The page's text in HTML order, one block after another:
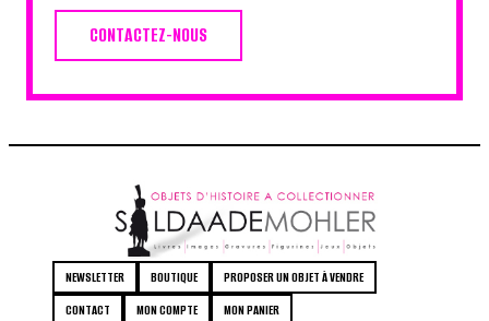
CONTACTEZ-NOUS
NEWSLETTER BOUTIQUE
PROPOSER UN OBJET À VENDRE
CONTACT
MON COMPTE MON PANIER